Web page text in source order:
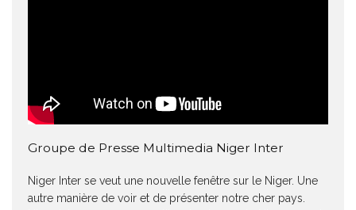
Groupe de Presse Multimedia Niger Inter
Niger Inter se veut une nouvelle fenêtre sur le Niger. Une
autre manière de voir et de présenter notre cher pays.